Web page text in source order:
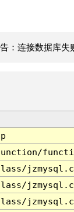
：连接数据库